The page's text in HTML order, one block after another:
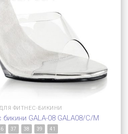
ФИТНЕС-БИКИНИ
GALA-08 GALA08/C/M
37 38 39 41